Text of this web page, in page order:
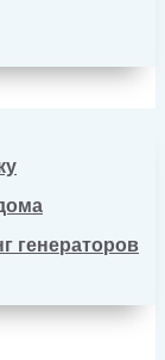
генераторов